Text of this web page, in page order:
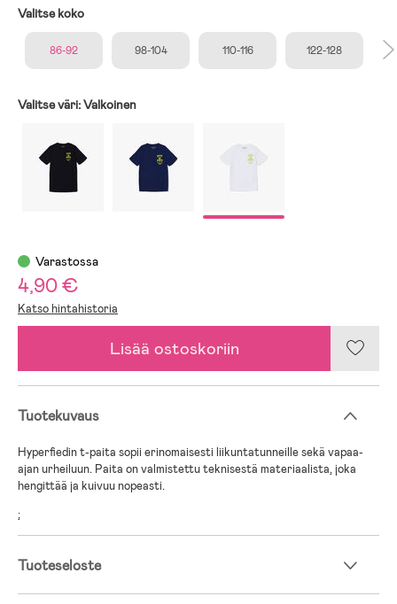
Valitse koko
86-92 98-104 110-116 122-128
Valitse väri:Valkoinen
Varastossa
4,90 €
Katso hintahistoria
Lisää ostoskoriin
Tuotekuvaus
Hyperfiedin t-paita sopii erinomaisesti liikuntatunneille sekä vapaa-
ajan urheiluun. Paita on valmistettu teknisestä materiaalista, joka
hengittää ja kuivuu nopeasti.
;
Tuoteseloste